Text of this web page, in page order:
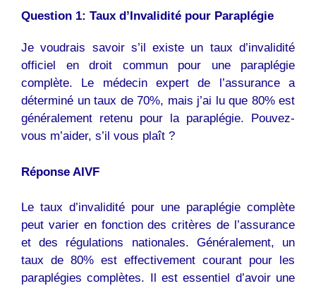
Question 1: Taux d’Invalidité pour Paraplégie
Je voudrais savoir s’il existe un taux d’invalidité
officiel en droit commun pour une paraplégie
complète. Le médecin expert de l’assurance a
déterminé un taux de 70%, mais j’ai lu que 80% est
généralement retenu pour la paraplégie. Pouvez-
vous m’aider, s’il vous plaît ?
Réponse AIVF
Le taux d’invalidité pour une paraplégie complète
peut varier en fonction des critères de l’assurance
et des régulations nationales. Généralement, un
taux de 80% est effectivement courant pour les
paraplégies complètes. Il est essentiel d’avoir une